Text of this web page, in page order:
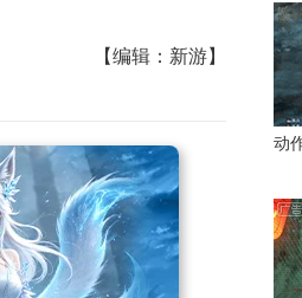
【编辑：新游】
动